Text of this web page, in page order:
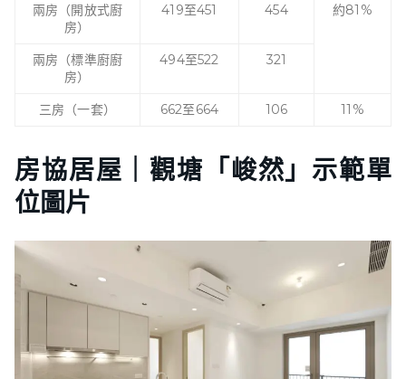
兩房（開放式廚
房）
419至451 454 約81%
兩房（標準廚廚
房）
494至522 321
三房（一套） 662至664 106 11%
房協居屋｜觀塘「峻然」示範單
位圖片